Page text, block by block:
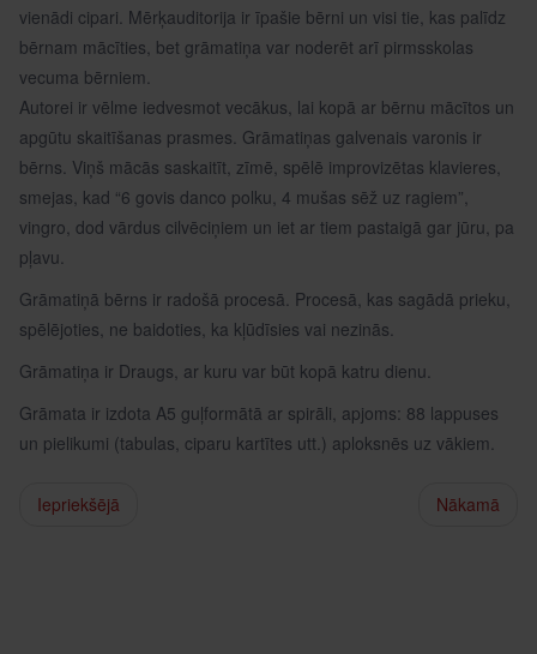
vienādi cipari. Mērķauditorija ir īpašie bērni un visi tie, kas palīdz
bērnam mācīties, bet grāmatiņa var noderēt arī pirmsskolas
vecuma bērniem.
Autorei ir vēlme iedvesmot vecākus, lai kopā ar bērnu mācītos un
apgūtu skaitīšanas prasmes. Grāmatiņas galvenais varonis ir
bērns. Viņš mācās saskaitīt, zīmē, spēlē improvizētas klavieres,
smejas, kad “6 govis danco polku, 4 mušas sēž uz ragiem”,
vingro, dod vārdus cilvēciņiem un iet ar tiem pastaigā gar jūru, pa
pļavu.
Grāmatiņā bērns ir radošā procesā. Procesā, kas sagādā prieku,
spēlējoties, ne baidoties, ka kļūdīsies vai nezinās.
Grāmatiņa ir Draugs, ar kuru var būt kopā katru dienu.
Grāmata ir izdota A5 guļformātā ar spirāli, apjoms: 88 lappuses
un pielikumi (tabulas, ciparu kartītes utt.) aploksnēs uz vākiem.
Iepriekšējā Nākamā